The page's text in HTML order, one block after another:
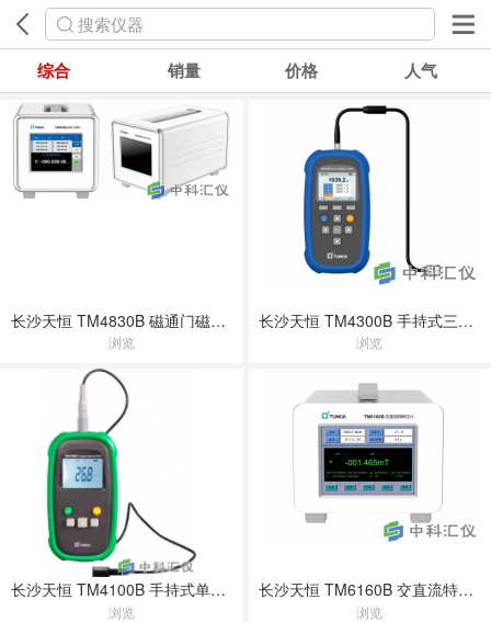
搜索仪器
综合 销量 价格 人气
长沙天恒 TM4830B 磁通门磁强计
浏览
长沙天恒 TM4300B 手持式三轴磁通门磁强计
浏览
长沙天恒 TM4100B 手持式单轴磁通门磁强计
浏览
长沙天恒 TM6160B 交直流特斯拉计
浏览